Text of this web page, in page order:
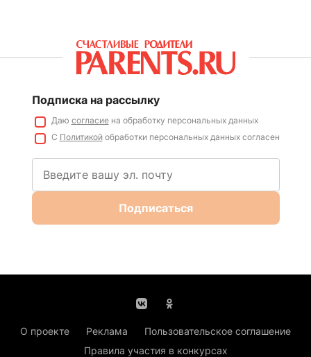
Подписка на рассылку
Даю согласиена обработку персональных данных
С Политикойобработки персональных данных согласен
Подписаться
О проекте Реклама
Пользовательское соглашение
Правила участия в конкурсах